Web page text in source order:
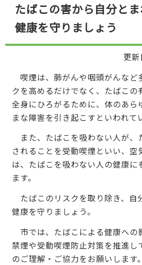
たばこの害から自分と
健康を守りましょう
更
喫煙は、肺がんや咽頭がんなど
クを高めるだけでなく、たばこの
全身にひろがるために、体のあら
まな障害を引き起こすといわれて
また、たばこを吸わない人が、
されることを受動喫煙といい、空
は、たばこを吸わない人の健康に
ます。
たばこのリスクを取り除き、自
健康を守りましょう。
市では、たばこによる健康への
禁煙や受動喫煙防止対策を推進し
のご理解・ご協力をお願いします。